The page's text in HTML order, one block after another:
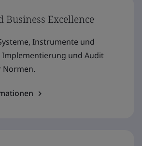
Business Excellence
Instrumente und
Implementierung und Audit
Normen.